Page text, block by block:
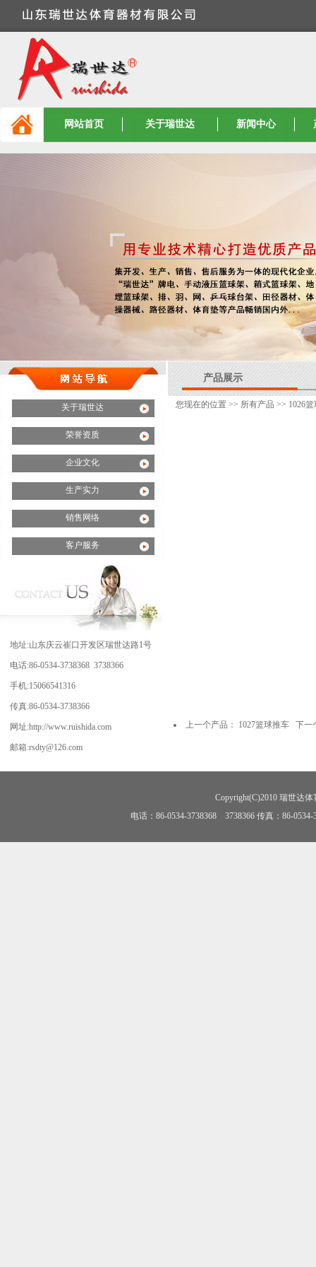
网站首页 关于瑞世达 新闻中心
关于瑞世达
荣誉资质
企业文化
生产实力
销售网络
客户服务
地址:山东庆云崔口开发区瑞世达路1号
电话:86-0534-3738368 3738366
手机:15066541316
传真:86-0534-3738366
网址:http://www.ruishida.com
邮箱:rsdty@126.com
产品展示
您现在的位置 >> 所有产品 >> 1026
上一个产品： 1027篮球推车 下一
Copyright(C)2010 瑞世达
电话：86-0534-3738368 3738366 传真：86-